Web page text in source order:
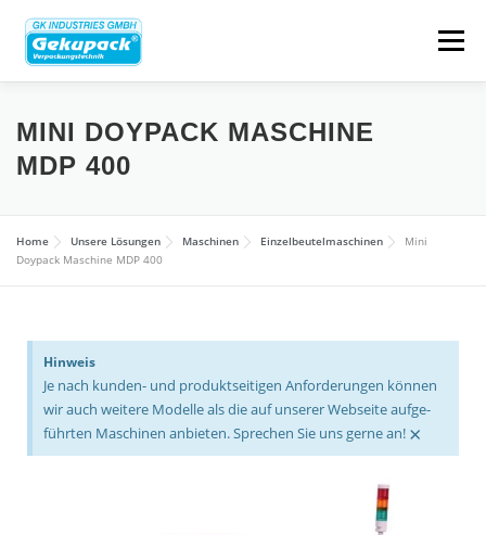
Menü
ÜBER UNS BRAN­CHEN­LÖ­SUNGEN
GEBRAUCHT- & BESTANDSMASCHINEN
MINI DOYPACK MASCHINE
MDP 400
Home Unsere Lösungen Maschinen Ein­zel­beu­tel­ma­schinen
Mini
Doypack Maschine MDP 400
Hinweis
Je nach kunden- und pro­dukt­sei­tigen Anfor­de­rungen können
wir auch weitere Modelle als die auf unserer Web­seite auf­ge­
führten Maschinen anbieten. Sprechen Sie uns gerne an! ×